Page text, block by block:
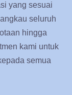
yang sesuai
seluruh
hingga
kami untuk
semua